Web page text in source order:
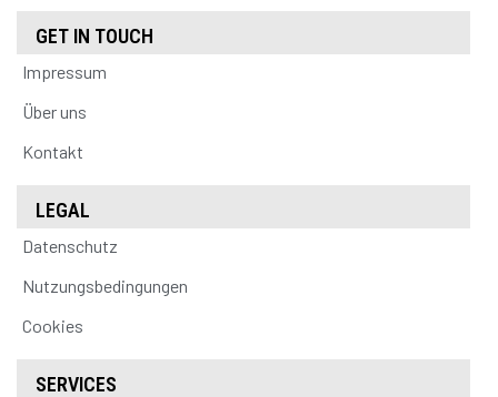
GET IN TOUCH
Impressum
Über uns
Kontakt
LEGAL
Datenschutz
Nutzungsbedingungen
Cookies
SERVICES